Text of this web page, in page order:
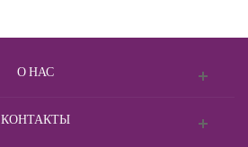
О НАС
КОНТАКТЫ